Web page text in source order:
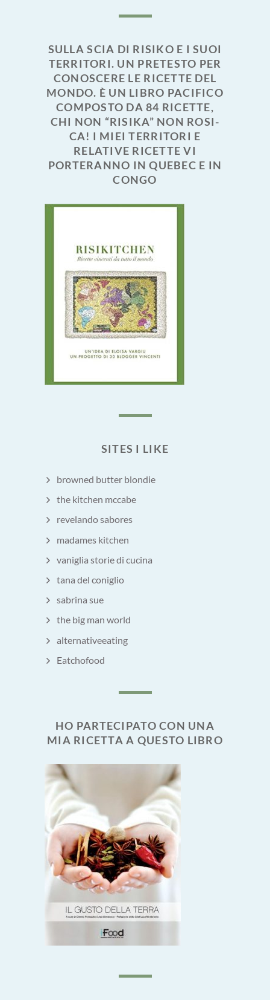
SULLA SCIA DI RISIKO E I SUOI
TERRITORI. UN PRETESTO PER
CONOSCERE LE RICETTE DEL
MONDO. È UN LIBRO PACIFICO
COMPOSTO DA 84 RICETTE,
CHI NON “RISIKA” NON ROSI-
CA! I MIEI TERRITORI E
RELATIVE RICETTE VI
PORTERANNO IN QUEBEC E IN
CONGO
SITES I LIKE
browned butter blondie
the kitchen mccabe
revelando sabores
madames kitchen
vaniglia storie di cucina
tana del coniglio
sabrina sue
the big man world
alternativeeating
Eatchofood
HO PARTECIPATO CON UNA
MIA RICETTA A QUESTO LIBRO